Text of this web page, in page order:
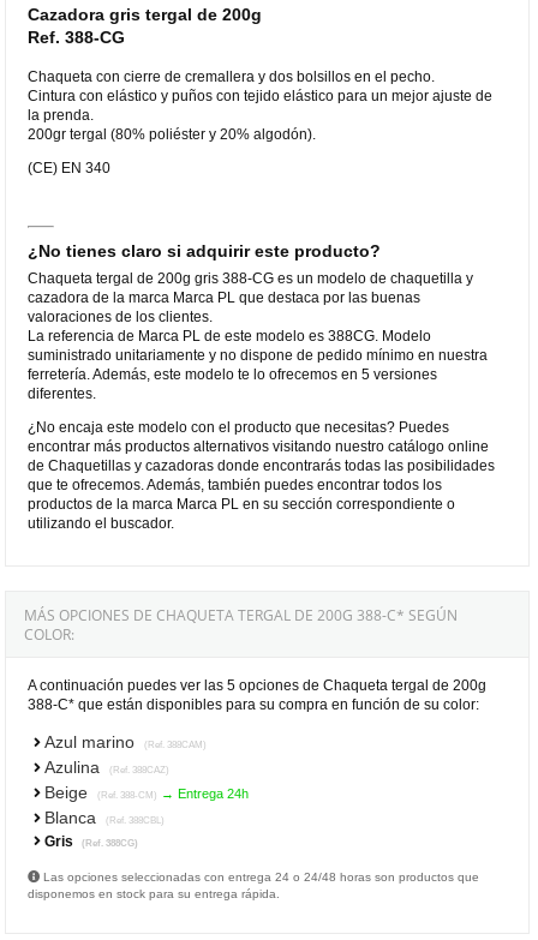
Cazadora gris tergal de 200g
Ref. 388-CG
Chaqueta con cierre de cremallera y dos bolsillos en el pecho.
Cintura con elástico y puños con tejido elástico para un mejor ajuste de
la prenda.
200gr tergal (80% poliéster y 20% algodón).
(CE) EN 340
¿No tienes claro si adquirir este producto?
Chaqueta tergal de 200g gris 388-CG es un modelo de chaquetilla y
cazadora de la marca Marca PL que destaca por las buenas
valoraciones de los clientes.
La referencia de Marca PL de este modelo es 388CG. Modelo
suministrado unitariamente y no dispone de pedido mínimo en nuestra
ferretería. Además, este modelo te lo ofrecemos en 5 versiones
diferentes.
¿No encaja este modelo con el producto que necesitas? Puedes
encontrar más productos alternativos visitando nuestro catálogo online
de Chaquetillas y cazadoras donde encontrarás todas las posibilidades
que te ofrecemos. Además, también puedes encontrar todos los
productos de la marca Marca PL en su sección correspondiente o
utilizando el buscador.
MÁS OPCIONES DE CHAQUETA TERGAL DE 200G 388-C* SEGÚN
COLOR:
A continuación puedes ver las 5 opciones de Chaqueta tergal de 200g
388-C* que están disponibles para su compra en función de su color:
Azul marino (Ref. 388CAM)
Azulina (Ref. 388CAZ)
Beige (Ref. 388-CM) → Entrega 24h
Blanca (Ref. 388CBL)
Gris (Ref. 388CG)
Las opciones seleccionadas con entrega 24 o 24/48 horas son productos que
disponemos en stock para su entrega rápida.